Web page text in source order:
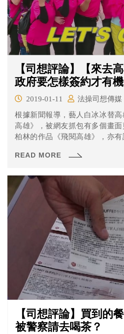
【司想評論】【來去
政府要怎樣簽約才有
2019-01-11
法操司想傳媒
根據新聞報導，藝人白冰冰替
高雄》，被網友抓包有多個畫
柏林的作品《飛閱高雄》，亦
面均由高雄市政府授權提供。但
片。 涉及侵害的是重製權？還是改作權？還是同一性保持
權？
READ MORE
【司想評論】買到的
被警察請去喝茶？